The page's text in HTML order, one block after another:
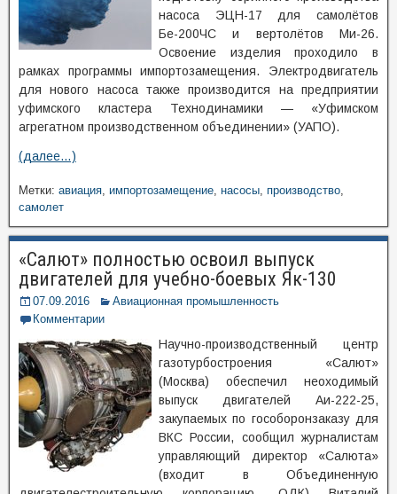
насоса ЭЦН-17 для самолётов
Бе-200ЧС и вертолётов Ми-26.
Освоение изделия проходило в
рамках программы импортозамещения. Электродвигатель
для нового насоса также производится на предприятии
уфимского кластера Технодинамики — «Уфимском
агрегатном производственном объединении» (УАПО).
(далее…)
Метки: авиация, импортозамещение, насосы, производство,
самолет
«Салют» полностью освоил выпуск
двигателей для учебно-боевых Як-130
07.09.2016
Авиационная промышленность
Комментарии
Научно-производственный центр
газотурбостроения «Салют»
(Москва) обеспечил неоходимый
выпуск двигателей Аи-222-25,
закупаемых по гособоронзаказу для
ВКС России, сообщил журналистам
управляющий директор «Салюта»
(входит в Объединенную